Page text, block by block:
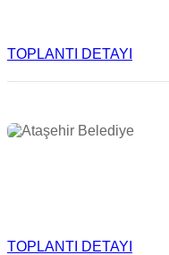
TOPLANTI DETAYI
TOPLANTI DETAYI